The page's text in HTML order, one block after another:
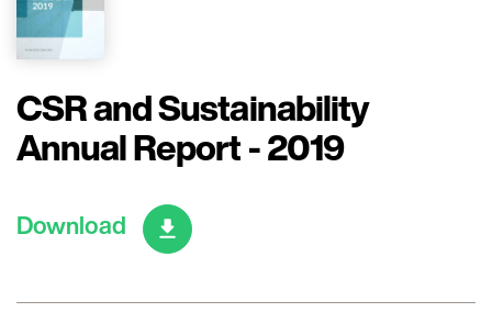
CSR and Sustainability
Annual Report - 2019
Download